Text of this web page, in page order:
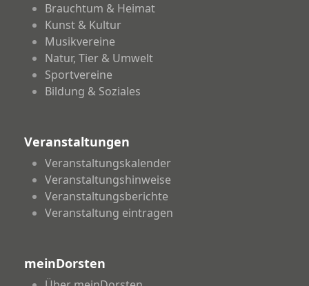
Brauchtum & Heimat
Kunst & Kultur
Musikvereine
Natur, Tier & Umwelt
Sportvereine
Bildung & Soziales
Veranstaltungen
Veranstaltungskalender
Veranstaltungshinweise
Veranstaltungsberichte
Veranstaltung eintragen
meinDorsten